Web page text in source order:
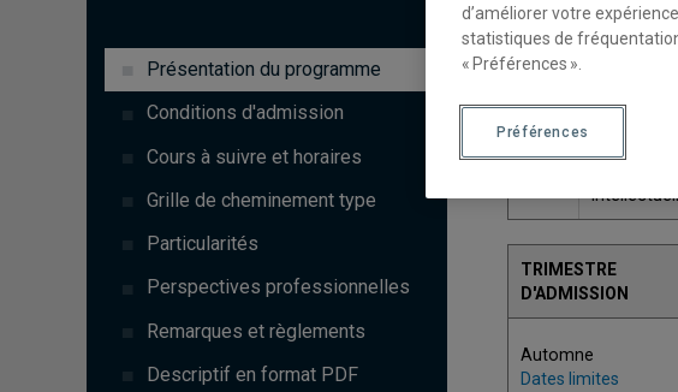
Présentation du programme
Conditions d'admission
Cours à suivre et horaires
Grille de cheminement type
Particularités
Perspectives professionnelles
Remarques et règlements
Descriptif en format PDF
TRIMESTRE
D'ADMISSION
Automne
Dates limites
d’améliorer votre
statistiques de
« Préférences ».
Préférences